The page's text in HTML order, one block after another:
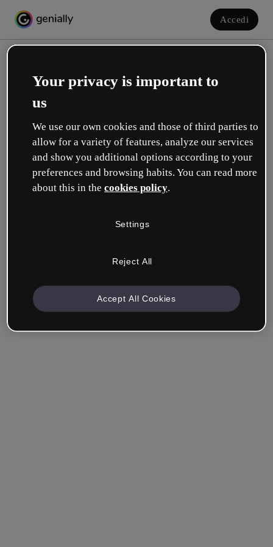
Accedi
Crea il tuo account gratuito!
Quale opzione ti descrive meglio?
Azienda e Professionisti
un altro settore.
Your privacy is important to
us
We use our own cookies and those of third parties to
allow for a variety of features, analyze our services
and show you additional options according to your
preferences and browsing habits. You can read more
about this in the cookies policy.
Settings
Reject All
Accept All Cookies